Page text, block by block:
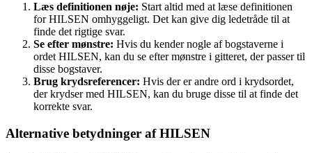
Læs definitionen nøje: Start altid med at læse definitionen
for HILSEN omhyggeligt. Det kan give dig ledetråde til at
finde det rigtige svar.
Se efter mønstre: Hvis du kender nogle af bogstaverne i
ordet HILSEN, kan du se efter mønstre i gitteret, der passer til
disse bogstaver.
Brug krydsreferencer: Hvis der er andre ord i krydsordet,
der krydser med HILSEN, kan du bruge disse til at finde det
korrekte svar.
Alternative betydninger af HILSEN